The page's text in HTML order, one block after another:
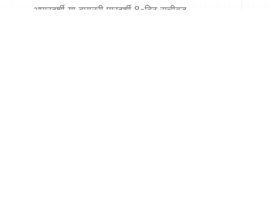
अपारदर्शी या बायनरी पारदर्शी 8-बिट सूचीबद्ध